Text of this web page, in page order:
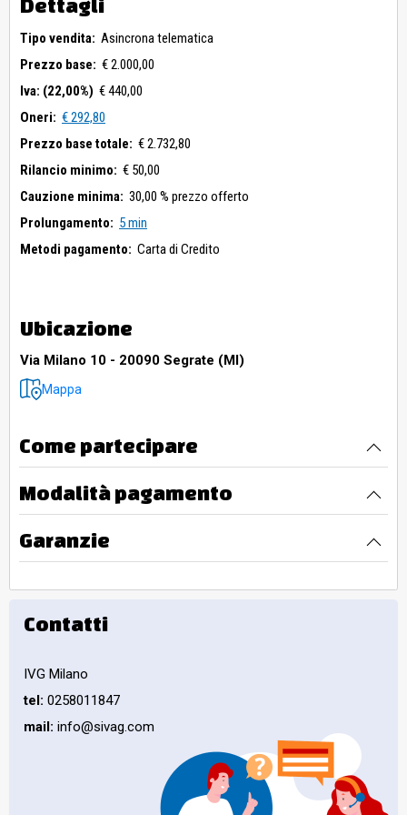
ambito giudiziario, gli stessi rientrano nella tipologia del visto
e piaciuto nello stato di fatto e di diritto in cui si trovano e
senza alcuna garanzia.
Dettagli
Tipo vendita: Asincrona telematica
Prezzo base: € 2.000,00
Iva: (22,00%) € 440,00
Oneri: € 292,80
Prezzo base totale: € 2.732,80
Rilancio minimo: € 50,00
Cauzione minima: 30,00 % prezzo offerto
Prolungamento: 5 min
Metodi pagamento: Carta di Credito
Ubicazione
Via Milano 10 - 20090 Segrate (MI)
Mappa
Come partecipare
Modalità pagamento
Garanzie
Contatti
IVG Milano
tel: 0258011847
mail: info@sivag.com